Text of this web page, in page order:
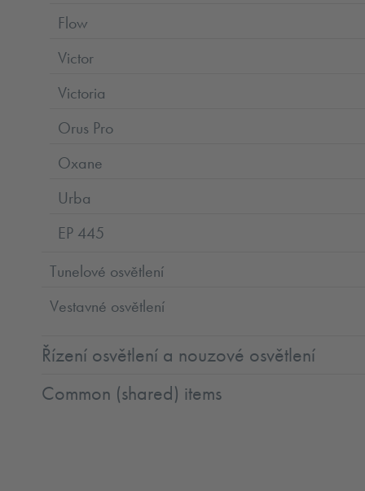
Flow
Victor
Victoria
Orus Pro
Oxane
Urba
EP 445
Tunelové osvětlení
Vestavné osvětlení
Řízení osvětlení a nouzové osvětlení
Common (shared) items